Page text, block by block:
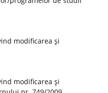
modificarea şi
modificarea şi